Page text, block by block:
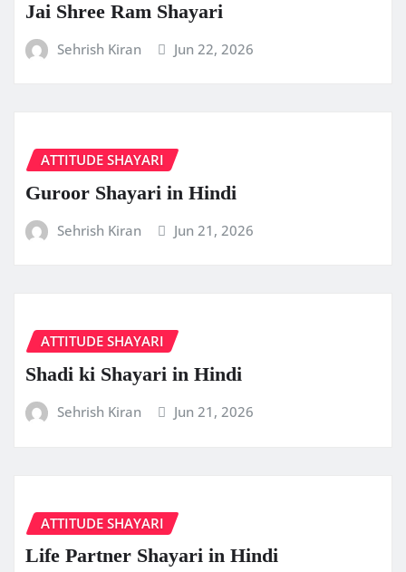
Jai Shree Ram Shayari
Sehrish Kiran Jun 22, 2026
ATTITUDE SHAYARI
Guroor Shayari in Hindi
Sehrish Kiran Jun 21, 2026
ATTITUDE SHAYARI
Shadi ki Shayari in Hindi
Sehrish Kiran Jun 21, 2026
ATTITUDE SHAYARI
Life Partner Shayari in Hindi